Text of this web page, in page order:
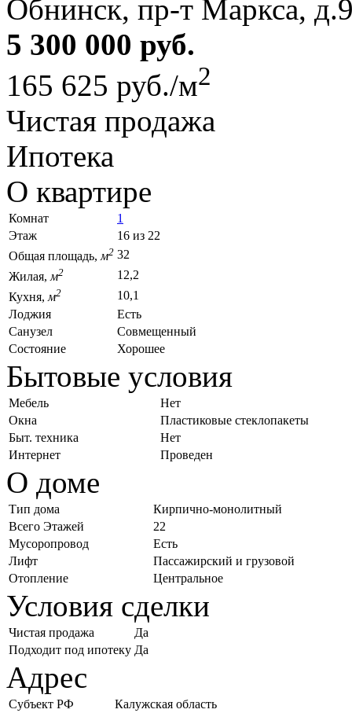
Обнинск, пр-т Маркса,
5 300 000 руб.
165 625 руб./м2
Чистая продажа
Ипотека
О квартире
Комнат
1
Этаж
16 из 22
Общая площадь, м2 32
Жилая, м2
12,2
Кухня, м2
10,1
Лоджия
Есть
Санузел
Совмещенный
Состояние
Хорошее
Бытовые условия
Мебель
Нет
Окна
Пластиковые стеклопакеты
Быт. техника
Нет
Интернет
Проведен
О доме
Тип дома
Кирпично-монолитный
Всего Этажей
22
Мусоропровод
Есть
Лифт
Пассажирский и грузовой
Отопление
Центральное
Условия сделки
Чистая продажа
Да
Подходит под ипотеку Да
Адрес
Субъект РФ
Калужская область